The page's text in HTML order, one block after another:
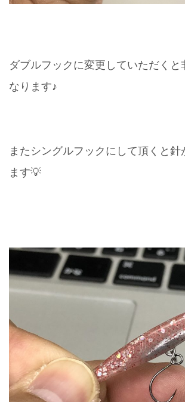
ダブルフックに変更していただくと
なります♪
またシングルフックにして頂くと針
ます💡